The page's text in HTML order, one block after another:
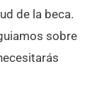
de la beca.
sobre